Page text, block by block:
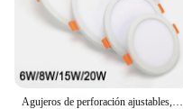
Agujeros de perforación ajustables, tamaño ultrafino 6W / 8W / 15W /20W, LED de techo empotrado, luz de Panel cuadrado Delgado